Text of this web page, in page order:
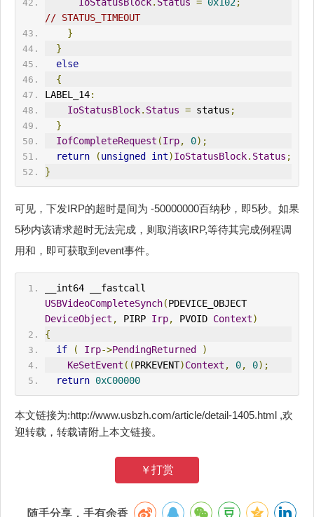
// STATUS_TIMEOUT
}
}
else
{
LABEL_14:
IoStatusBlock. Status = status ;
}
IofCompleteRequest (Irp, 0);
return
(unsigned int)IoStatusBlock. Status ;
}
可见，下发IRP的超时是间为 -50000000百纳秒，即5秒。如果
5秒内该请求超时无法完成，则取消该IRP,等待其完成例程调
用和，即可获取到event事件。
USBVideoCompleteSynch(
PDEVICE_OBJECT
DeviceObject , PIRP Irp, PVOID Context)
{
if
( Irp->PendingReturned
)
KeSetEvent ((PRKEVENT)Context , 0, 0);
return 0xC00000
本文链接为:http://www.usbzh.com/article/detail-1405.html ,欢
迎转载，转载请附上本文链接。
￥打赏
随手分享，手有余香